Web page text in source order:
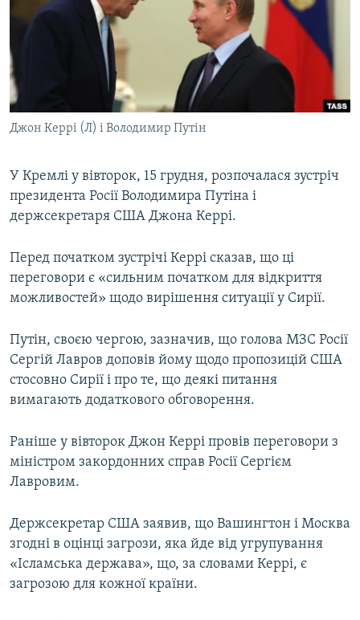
МУЛЬТИМЕДІА
СПЕЦПРОЄКТИ
ПОДКАСТИ
РУС
УКР
КТАТ
ДОЛУЧАЙСЯ!
Усі сайти RFE/RL
Джон Керрі (Л) і Володимир Путін
У Кремлі у вівторок, 15 грудня, розпочалася зустріч
президента Росії Володимира Путіна і
держсекретаря США Джона Керрі.
Перед початком зустрічі Керрі сказав, що ці
переговори є «сильним початком для відкриття
можливостей» щодо вирішення ситуації у Сирії.
Путін, своєю чергою, зазначив, що голова МЗС Росії
Сергій Лавров доповів йому щодо пропозицій США
стосовно Сирії і про те, що деякі питання
вимагають додаткового обговорення.
Раніше у вівторок Джон Керрі провів переговори з
міністром закордонних справ Росії Сергієм
Лавровим.
Держсекретар США заявив, що Вашингтон і Москва
згодні в оцінці загрози, яка йде від угрупування
«Ісламська держава», що, за словами Керрі, є
загрозою для кожної країни.